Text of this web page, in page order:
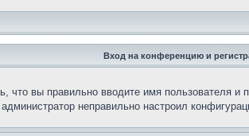
Вход на конференцию и
что вы правильно вводите имя пользователя
неправильно настроил